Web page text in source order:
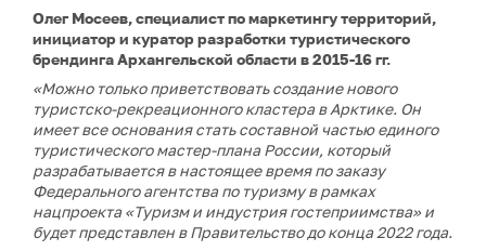
Олег Мосеев, специалист по маркетингу территорий,
инициатор и куратор разработки туристического
брендинга Архангельской области в 2015-16 гг.
«Можно только приветствовать создание нового
туристско-рекреационного кластера в Арктике. Он
имеет все основания стать составной частью единого
туристического мастер-плана России, который
разрабатывается в настоящее время по заказу
Федерального агентства по туризму в рамках
нацпроекта «Туризм и индустрия гостеприимства» и
будет представлен в Правительство до конца 2022 года.